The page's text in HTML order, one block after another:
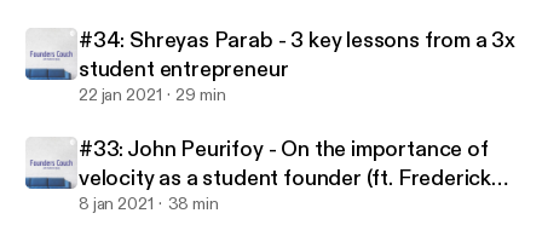
#34: Shreyas Parab - 3 key lessons from a 3x
student entrepreneur
22 jan 2021 29 min
#33: John Peurifoy - On the importance of
velocity as a student founder (ft. Frederick
Daso from Forbes)
8 jan 2021 38 min